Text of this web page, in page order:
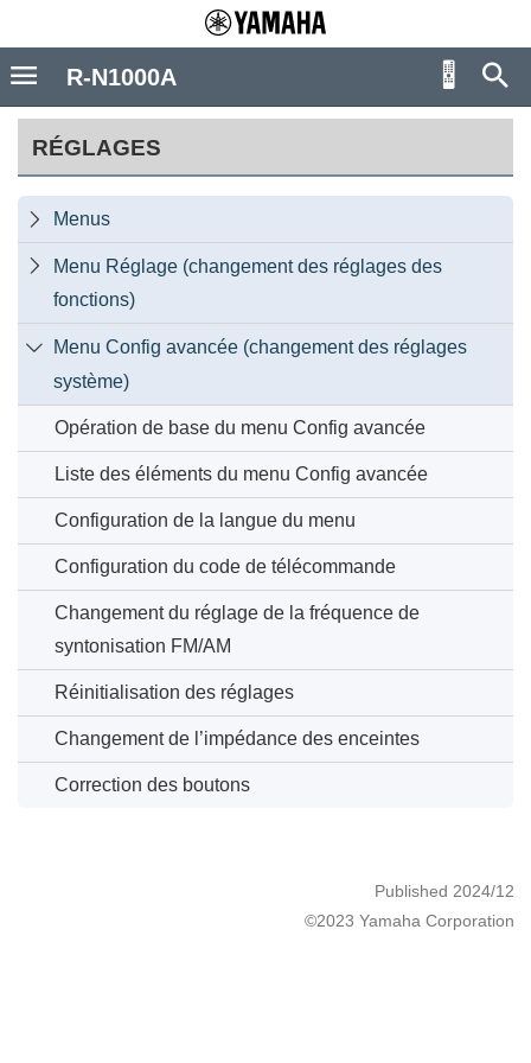
RÉGLAGES
 Menus

Menu Réglage (changement des réglages des
fonctions)

Menu Config avancée (changement des réglages
système)
Opération de base du menu Config avancée
Liste des éléments du menu Config avancée
Configuration de la langue du menu
Configuration du code de télécommande
Changement du réglage de la fréquence de
syntonisation FM/AM
Réinitialisation des réglages
Changement de l’impédance des enceintes
Correction des boutons
Published 2024/12
©2023 Yamaha Corporation
R-N1000A